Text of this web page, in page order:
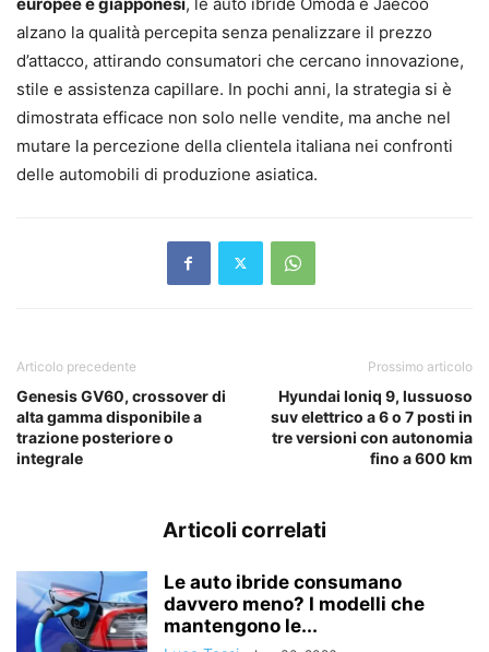
alzano la qualità percepita senza penalizzare il prezzo
d’attacco, attirando consumatori che cercano innovazione,
stile e assistenza capillare. In pochi anni, la strategia si è
dimostrata efficace non solo nelle vendite, ma anche nel
mutare la percezione della clientela italiana nei confronti
delle automobili di produzione asiatica.
Articolo precedente
Genesis GV60, crossover di
alta gamma disponibile a
trazione posteriore o
integrale
Prossimo articolo
Hyundai Ioniq 9, lussuoso
suv elettrico a 6 o 7 posti in
tre versioni con autonomia
fino a 600 km
Articoli correlati
Le auto ibride consumano
davvero meno? I modelli che
mantengono le...